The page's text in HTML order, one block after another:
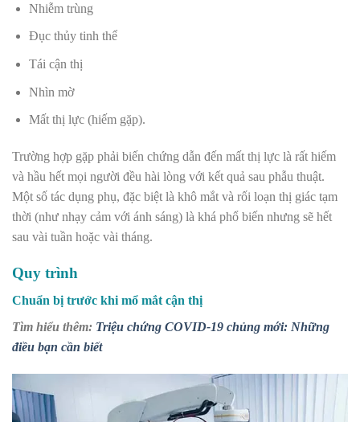
Nhiễm trùng
Đục thủy tinh thể
Tái cận thị
Nhìn mờ
Mất thị lực (hiếm gặp).
Trường hợp gặp phải biến chứng dẫn đến mất thị lực là rất hiếm
và hầu hết mọi người đều hài lòng với kết quả sau phẫu thuật.
Một số tác dụng phụ, đặc biệt là khô mắt và rối loạn thị giác tạm
thời (như nhạy cảm với ánh sáng) là khá phổ biến nhưng sẽ hết
sau vài tuần hoặc vài tháng.
Quy trình
Chuẩn bị trước khi mổ mắt cận thị
Tìm hiểu thêm: Triệu chứng COVID-19 chủng mới: Những
điều bạn cần biết